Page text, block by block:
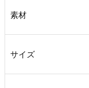
素材
サイズ